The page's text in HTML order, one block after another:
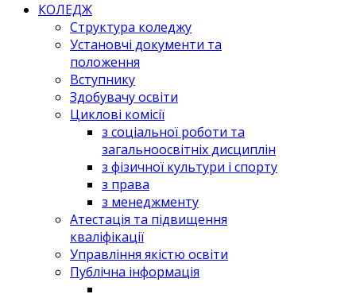
КОЛЕДЖ
Структура коледжу
Установчі документи та
положення
Вступнику
Здобувачу освіти
Циклові комісії
з соціальної роботи та
загальноосвітніх дисциплін
з фізичної культури і спорту
з права
з менеджменту
Атестація та підвищення
кваліфікації
Управління якістю освіти
Публічна інформація